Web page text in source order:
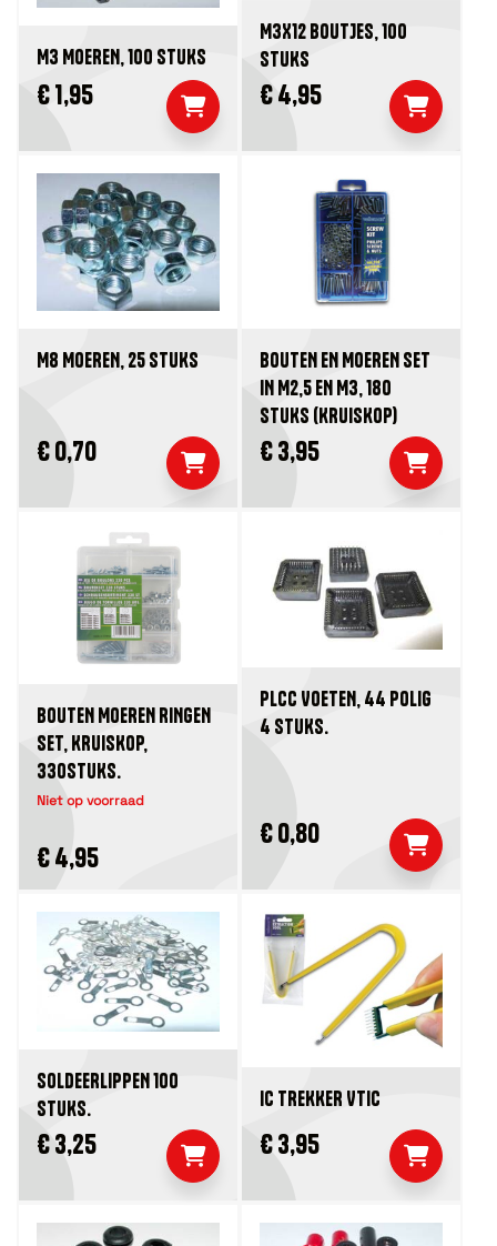
M3 MOEREN, 100 STUKS
€ 1,95
M3X12 BOUTJES, 100
STUKS
€ 4,95
M8 MOEREN, 25 STUKS
€ 0,70
BOUTEN EN MOEREN SET
IN M2,5 EN M3, 180
STUKS (KRUISKOP)
€ 3,95
BOUTEN MOEREN RINGEN
SET, KRUISKOP,
330STUKS.
Niet op voorraad
€ 4,95
PLCC VOETEN, 44 POLIG
4 STUKS.
€ 0,80
SOLDEERLIPPEN 100
STUKS.
€ 3,25
IC TREKKER VTIC
€ 3,95